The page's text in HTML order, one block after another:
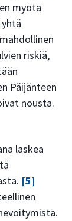
myötä
riskiä,
Päijänteen
nousta.
laskea
[5]